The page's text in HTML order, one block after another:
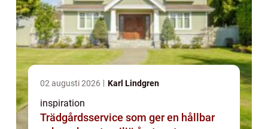
02 augusti 2026 Karl Lindgren
inspiration
Trädgårdsservice som ger en hållbar